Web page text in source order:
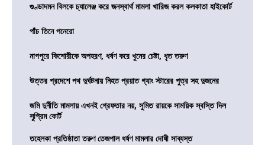
গুণ্ডাদমন বিলকে চ্যালেঞ্জ করে জনস্বার্থ মামলা খারিজ করল কলকাতা হাইকোর্ট
পাঁচ তিনে পনেরো
নাগপুরে কিশোরীকে অপহরণ, ধর্ষণ করে খুনের চেষ্টা, ধৃত তরুণ
উত্তর প্রদেশে পথ দুর্ঘটনায় নিহত প্রয়াত গ্যাং স্টারের পুত্র সহ দুজনের
জমি দুর্নীতি মামলায় এখনই গ্রেফতার নয়, সুমিত রায়কে সাময়িক স্বস্তি দিল
সুপ্রিম কোর্ট
তহেলকা প্রতিষ্ঠাতা তরুণ তেজপাল ধর্ষণ মামলার দোষী সাব্যস্ত